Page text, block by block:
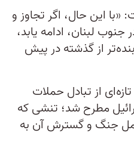
«با این حال، اگر تجاوز و
لبنان، ادامه یابد،
از گذشته در پیش
از تبادل حملات
مطرح شد؛ تنشی که
کامل جنگ و گسترش آن به